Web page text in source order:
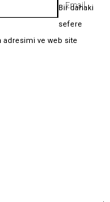
Email
Bir dahaki
sefere
adresimi ve web site